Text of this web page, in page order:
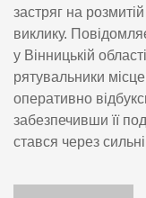
застряг на
виклику.
у Вінницькій
рятувальники
оперативно
забезпечивши її
стався через